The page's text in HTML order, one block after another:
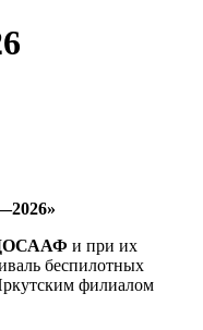
ДОСААФ и при их
беспилотных
филиалом